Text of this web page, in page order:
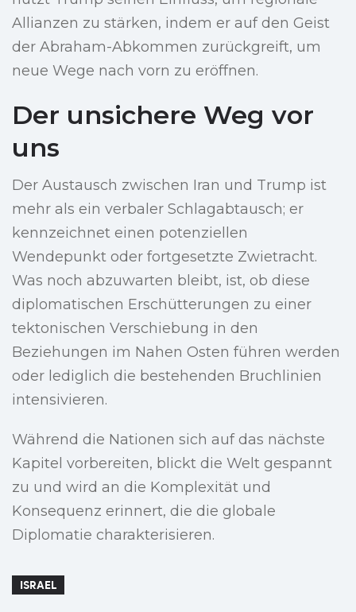
Allianzen zu stärken, indem er auf den Geist
der Abraham-Abkommen zurückgreift, um
neue Wege nach vorn zu eröffnen.
Der unsichere Weg vor
uns
Der Austausch zwischen Iran und Trump ist
mehr als ein verbaler Schlagabtausch; er
kennzeichnet einen potenziellen
Wendepunkt oder fortgesetzte Zwietracht.
Was noch abzuwarten bleibt, ist, ob diese
diplomatischen Erschütterungen zu einer
tektonischen Verschiebung in den
Beziehungen im Nahen Osten führen werden
oder lediglich die bestehenden Bruchlinien
intensivieren.
Während die Nationen sich auf das nächste
Kapitel vorbereiten, blickt die Welt gespannt
zu und wird an die Komplexität und
Konsequenz erinnert, die die globale
Diplomatie charakterisieren.
ISRAEL